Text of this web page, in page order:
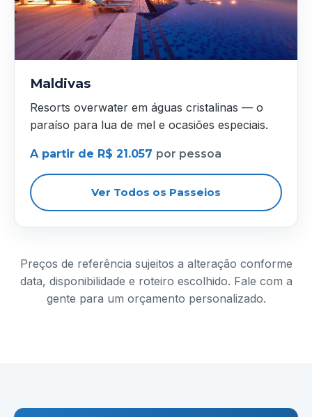
Maldivas
Resorts overwater em águas cristalinas — o
paraíso para lua de mel e ocasiões especiais.
A partir de R$ 21.057 por pessoa
Ver Todos os Passeios
Preços de referência sujeitos a alteração conforme
data, disponibilidade e roteiro escolhido. Fale com a
gente para um orçamento personalizado.